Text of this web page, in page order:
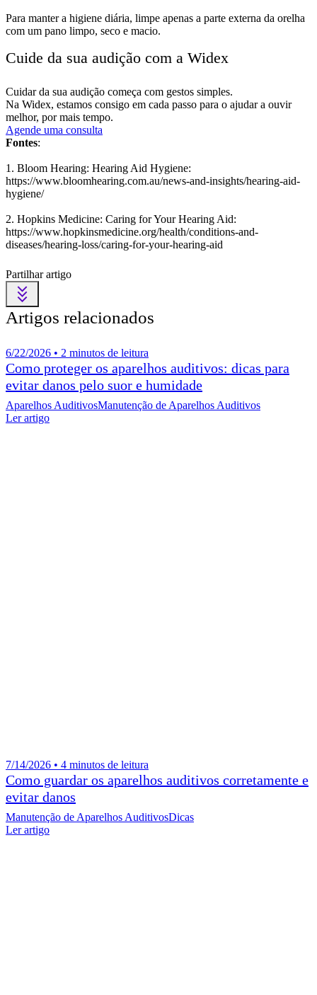
Para manter a higiene diária, limpe apenas a parte externa da orelha
com um pano limpo, seco e macio.
Cuide da sua audição com a Widex
Cuidar da sua audição começa com gestos simples.
Na Widex, estamos consigo em cada passo para o ajudar a ouvir
melhor, por mais tempo.
Agende uma consulta
Fontes:
1. Bloom Hearing: Hearing Aid Hygiene:
https://www.bloomhearing.com.au/news-and-insights/hearing-aid-
hygiene/
2. Hopkins Medicine: Caring for Your Hearing Aid:
https://www.hopkinsmedicine.org/health/conditions-and-
diseases/hearing-loss/caring-for-your-hearing-aid
Partilhar artigo
Artigos relacionados
6/22/2026 • 2 minutos de leitura
Como proteger os aparelhos auditivos: dicas para
evitar danos pelo suor e humidade
Aparelhos AuditivosManutenção de Aparelhos Auditivos
Ler artigo
7/14/2026 • 4 minutos de leitura
Como guardar os aparelhos auditivos corretamente e
evitar danos
Manutenção de Aparelhos AuditivosDicas
Ler artigo